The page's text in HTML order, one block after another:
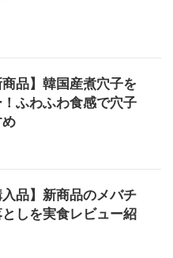
商品】韓国産煮穴子を
ふわふわ食感で穴子
入品】新商品のメバチ
しを実食レビュー紹